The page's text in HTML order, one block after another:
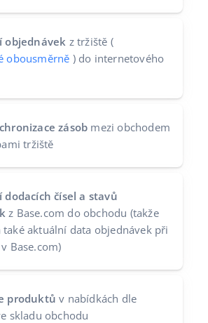
objednávek z tržiště (
obousměrně ) do internetového
zásob mezi obchodem
tržiště
dodacích čísel a stavů
z Base.com do obchodu (takže
také aktuální data objednávek při
Base.com)
produktů v nabídkách dle
skladu obchodu